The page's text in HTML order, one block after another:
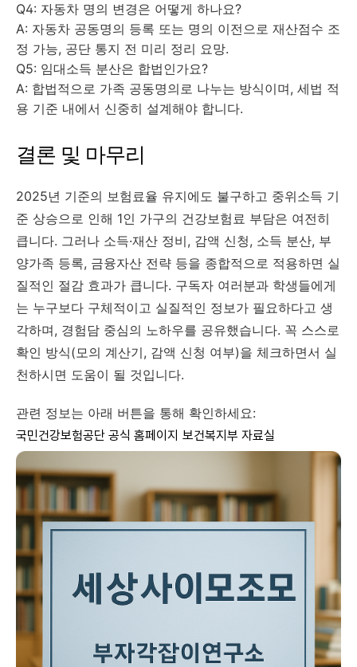
Q4: 자동차 명의 변경은 어떻게 하나요?
A: 자동차 공동명의 등록 또는 명의 이전으로 재산점수 조
정 가능, 공단 통지 전 미리 정리 요망.
Q5: 임대소득 분산은 합법인가요?
A: 합법적으로 가족 공동명의로 나누는 방식이며, 세법 적
용 기준 내에서 신중히 설계해야 합니다.
결론 및 마무리
2025년 기준의 보험료율 유지에도 불구하고 중위소득 기
준 상승으로 인해 1인 가구의 건강보험료 부담은 여전히
큽니다. 그러나 소득·재산 정비, 감액 신청, 소득 분산, 부
양가족 등록, 금융자산 전략 등을 종합적으로 적용하면 실
질적인 절감 효과가 큽니다. 구독자 여러분과 학생들에게
는 누구보다 구체적이고 실질적인 정보가 필요하다고 생
각하며, 경험담 중심의 노하우를 공유했습니다. 꼭 스스로
확인 방식(모의 계산기, 감액 신청 여부)을 체크하면서 실
천하시면 도움이 될 것입니다.
관련 정보는 아래 버튼을 통해 확인하세요:
국민건강보험공단 공식 홈페이지 보건복지부 자료실